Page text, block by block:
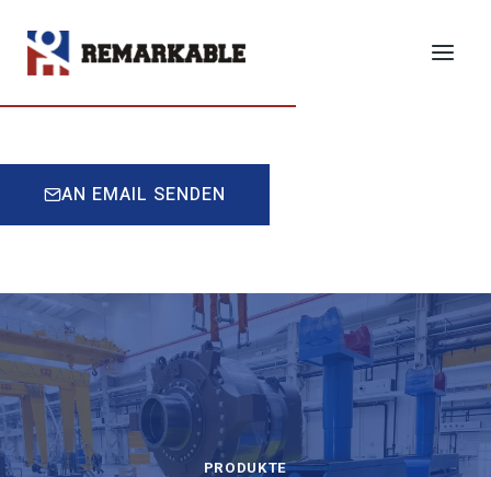
Inhalt
springen
AN EMAIL SENDEN
PRODUKTE